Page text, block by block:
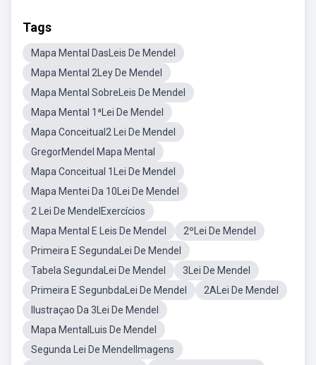
Tags
Mapa Mental DasLeis De Mendel
Mapa Mental 2Ley De Mendel
Mapa Mental SobreLeis De Mendel
Mapa Mental 1ªLei De Mendel
Mapa Conceitual2 Lei De Mendel
GregorMendel Mapa Mental
Mapa Conceitual 1Lei De Mendel
Mapa Mentei Da 10Lei De Mendel
2 Lei De MendelExercícios
Mapa Mental E Leis De Mendel
2ºLei De Mendel
Primeira E SegundaLei De Mendel
Tabela SegundaLei De Mendel
3Lei De Mendel
Primeira E SegunbdaLei De Mendel
2ALei De Mendel
Ilustraçao Da 3Lei De Mendel
Mapa MentalLuis De Mendel
Segunda Lei De MendelImagens